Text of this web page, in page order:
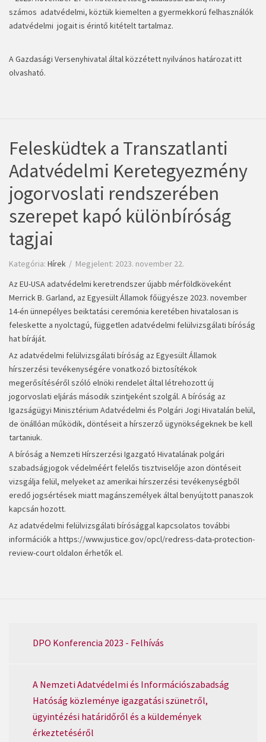
számos adatvédelmi, köztük kiemelten a gyermekkorú felhasználók
adatvédelmi jogait is érintő kitételt tartalmaz.
A Gazdasági Versenyhivatal által közzétettnyilvános határozat itt
olvasható.
Felesküdtek a Transzatlanti
Adatvédelmi Keretegyezmény
jogorvoslati rendszerében
szerepet kapó különbíróság
tagjai
Kategória: Hírek
Megjelent: 2023. november 22.
Az EU-USA adatvédelmi keretrendszer újabb mérföldköveként
Merrick B. Garland, az Egyesült Államok főügyésze 2023. november
14-én ünnepélyes beiktatási ceremónia keretében hivatalosan is
feleskette a nyolctagú, független adatvédelmi felülvizsgálati bíróság
hat bíráját.
Az adatvédelmi felülvizsgálati bíróság az Egyesült Államok
hírszerzési tevékenységére vonatkozó biztosítékok
megerősítéséről szóló elnöki rendelet által létrehozott új
jogorvoslati eljárás második szintjeként szolgál. A bíróság az
Igazságügyi Minisztérium Adatvédelmi és Polgári Jogi Hivatalán belül,
de önállóan működik, döntéseit a hírszerző ügynökségeknek be kell
tartaniuk.
A bíróság a Nemzeti Hírszerzési Igazgató Hivatalának polgári
szabadságjogok védelméért felelős tisztviselője azon döntéseit
vizsgálja felül, melyeket az amerikai hírszerzési tevékenységből
eredő jogsértések miatt magánszemélyek által benyújtott panaszok
kapcsán hozott.
Az adatvédelmi felülvizsgálati bírósággal kapcsolatos további
információk a https://www.justice.gov/opcl/redress-data-protection-
review-courtoldalon érhetők el.
DPO Konferencia 2023 - Felhívás
A Nemzeti Adatvédelmi és Információszabadság
Hatóság közleménye igazgatási szünetről,
ügyintézési határidőről és a küldemények
érkeztetéséről